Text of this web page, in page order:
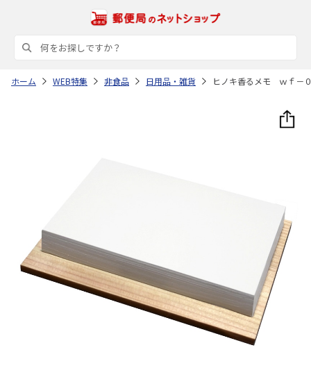
ホーム WEB特集 非食品 日用品・雑貨 ヒノキ香るメモ ｗｆ－